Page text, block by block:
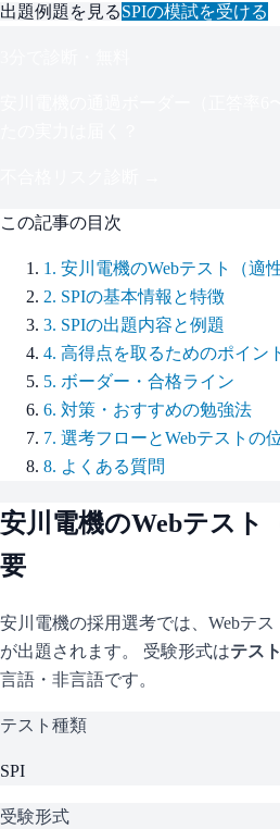
出題例題を見るSPIの模試を受ける
この記事の目次
1 . 安川電機のWebテスト（適
2. SPIの基本情報と特徴
3. SPIの出題内容と例題
4. 高得点を取るためのポイン
5. ボーダー・合格ライン
6. 対策・おすすめの勉強法
7. 選考フローとWebテストの
8. よくある質問
安川電機のWebテスト
要
安川電機の採用選考では、Webテ
が出題されます。 受験形式はテス
言語・非言語です。
テスト種類
SPI
受験形式